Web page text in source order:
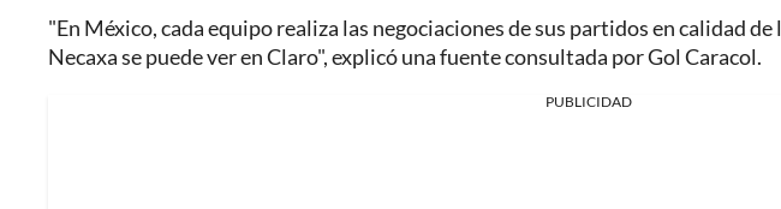
"En México, cada equipo realiza las negociaciones de sus partidos en calidad
Necaxa se puede ver en Claro", explicó una fuente consultada por Gol Caracol.
PUBLICIDAD